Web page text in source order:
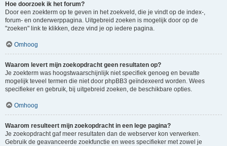
Hoe doorzoek ik het forum?
Door een zoekterm op te geven in het zoekveld, die je vindt op de index-,
forum- en onderwerppagina. Uitgebreid zoeken is mogelijk door op de
"zoeken" link te klikken, deze vind je op iedere pagina.
Omhoog
Waarom levert mijn zoekopdracht geen resultaten op?
Je zoekterm was hoogstwaarschijnlijk niet specifiek genoeg en bevatte
mogelijk teveel termen die niet door phpBB3 geïndexeerd worden. Wees
specifieker en gebruik, bij uitgebreid zoeken, de beschikbare opties.
Omhoog
Waarom resulteert mijn zoekopdracht in een lege pagina?
Je zoekopdracht gaf meer resultaten dan de webserver kon verwerken.
Gebruik de geavanceerde zoekfunctie en wees specifieker met zowel je